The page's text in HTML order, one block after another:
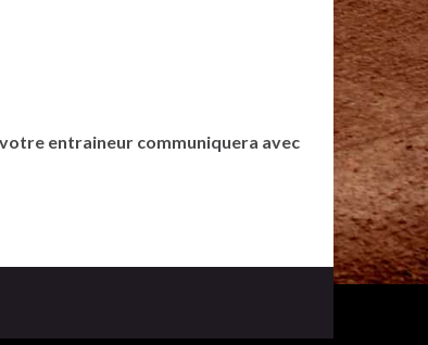
entraineur communiquera avec